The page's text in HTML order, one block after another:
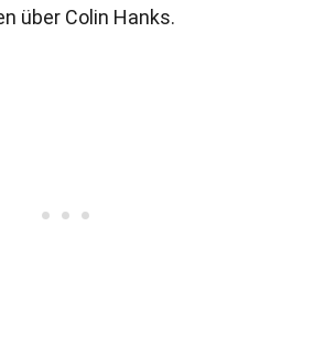
über Colin Hanks.